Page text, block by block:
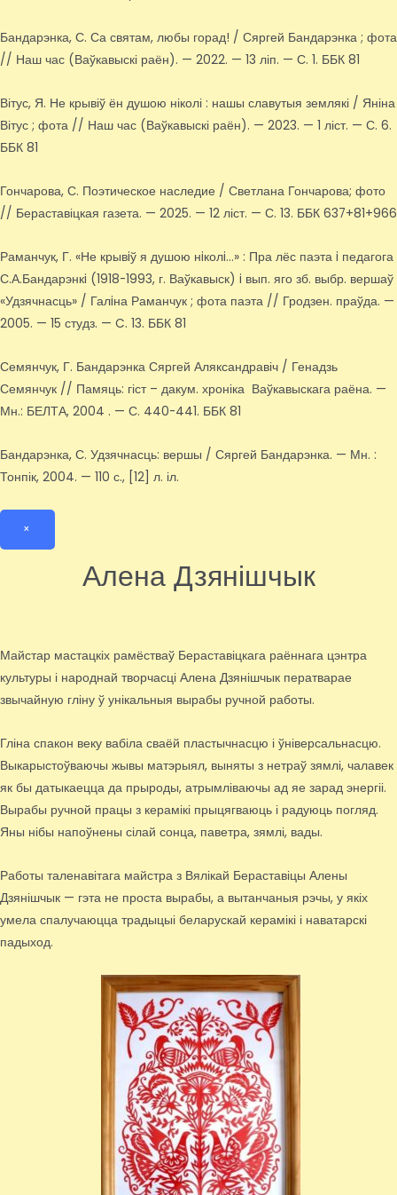
Бандарэнка, С. Са святам, любы горад! / Сяргей Бандарэнка ; фота
// Наш час (Ваўкавыскі раён). — 2022. — 13 ліп. — С. 1. ББК 81
Вітус, Я. Не крывіў ён душою ніколі : нашы славутыя землякі / Яніна
Вітус ; фота // Наш час (Ваўкавыскі раён). — 2023. — 1 ліст. — С. 6.
ББК 81
Гончарова, С. Поэтическое наследие / Светлана Гончарова; фото
// Бераставіцкая газета. — 2025. — 12 ліст. — С. 13. ББК 637+81+966
Раманчук, Г. «Не крывiў я душою нiколi…» : Пра лёс паэта i педагога
С.А.Бандарэнкi (1918-1993, г. Ваўкавыск) i вып. яго зб. выбр. вершаў
«Удзячнасць» / Галiна Раманчук ; фота паэта // Гродзен. праўда. —
2005. — 15 студз. — C. 13. ББК 81
Семянчук, Г. Бандарэнка Сяргей Аляксандравіч / Генадзь
Семянчук // Памяць: гіст – дакум. хроніка Ваўкавыскага раёна. —
Мн.: БЕЛТА, 2004 . — С. 440-441. ББК 81
Бандарэнка, С. Удзячнасць: вершы / Сяргей Бандарэнка. — Мн. :
Тонпік, 2004. — 110 с., [12] л. іл.
×
Алена Дзянішчык
Майстар мастацкіх рамёстваў Бераставіцкага раённага цэнтра
культуры і народнай творчасці Алена Дзянішчык ператварае
звычайную гліну ў унікальныя вырабы ручной работы.
Гліна спакон веку вабіла сваёй пластычнасцю і ўніверсальнасцю.
Выкарыстоўваючы жывы матэрыял, выняты з нетраў зямлі, чалавек
як бы датыкаецца да прыроды, атрымліваючы ад яе зарад энергіі.
Вырабы ручной працы з керамікі прыцягваюць і радуюць погляд.
Яны нібы напоўнены сілай сонца, паветра, зямлі, вады.
Работы таленавітага майстра з Вялікай Бераставіцы Алены
Дзянішчык — гэта не проста вырабы, а вытанчаныя рэчы, у якіх
умела спалучаюцца традыцыі беларускай керамікі і наватарскі
падыход.